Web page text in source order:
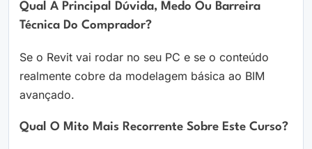
Qual A Principal Dúvida, Medo Ou Barreira
Técnica Do Comprador?
Se o Revit vai rodar no seu PC e se o conteúdo
realmente cobre da modelagem básica ao BIM
avançado.
Qual O Mito Mais Recorrente Sobre Este Curso?